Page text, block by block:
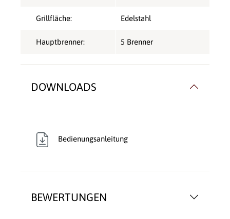
BEWERTUNGEN
Grillfläche: Edelstahl
Hauptbrenner: 5 Brenner
DOWNLOADS
Bedienungsanleitung